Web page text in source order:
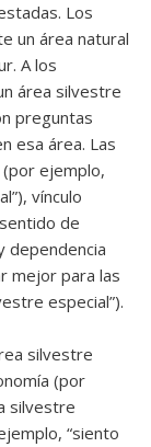
Los
un área natural
A los
área silvestre
preguntas
esa área. Las
ejemplo,
vínculo
de
dependencia
mejor para las
especial”).
silvestre
(por
silvestre
“siento